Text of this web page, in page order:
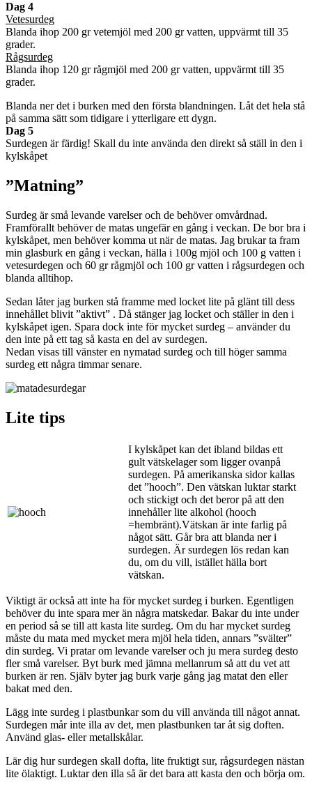
Dag 4
Vetesurdeg
Blanda ihop 200 gr vetemjöl med 200 gr vatten, uppvärmt till 35
grader.
Rågsurdeg
Blanda ihop 120 gr rågmjöl med 200 gr vatten, uppvärmt till 35
grader.
Blanda ner det i burken med den första blandningen. Låt det hela stå
på samma sätt som tidigare i ytterligare ett dygn.
Dag 5
Surdegen är färdig! Skall du inte använda den direkt så ställ in den i
kylskåpet
”Matning”
Surdeg är små levande varelser och de behöver omvårdnad.
Framförallt behöver de matas ungefär en gång i veckan. De bor bra i
kylskåpet, men behöver komma ut när de matas. Jag brukar ta fram
min glasburk en gång i veckan, hälla i 100g mjöl och 100 g vatten i
vetesurdegen och 60 gr rågmjöl och 100 gr vatten i rågsurdegen och
blanda alltihop.
Sedan låter jag burken stå framme med locket lite på glänt till dess
innehållet blivit ”aktivt” . Då stänger jag locket och ställer in den i
kylskåpet igen. Spara dock inte för mycket surdeg – använder du
den inte på ett tag så kasta en del av surdegen.
Nedan visas till vänster en nymatad surdeg och till höger samma
surdeg ett några timmar senare.
Lite tips
I kylskåpet kan det ibland bildas ett
gult vätskelager som ligger ovanpå
surdegen. På amerikanska sidor kallas
det ”hooch”. Den vätskan luktar starkt
och stickigt och det beror på att den
innehåller lite alkohol (hooch
=hembränt).Vätskan är inte farlig på
något sätt. Går bra att blanda ner i
surdegen. Är surdegen lös redan kan
du, om du vill, istället hälla bort
vätskan.
Viktigt är också att inte ha för mycket surdeg i burken. Egentligen
behöver du inte spara mer än några matskedar. Bakar du inte under
en period så se till att kasta lite surdeg. Om du har mycket surdeg
måste du mata med mycket mera mjöl hela tiden, annars ”svälter”
din surdeg. Vi pratar om levande varelser och ju mera surdeg desto
fler små varelser. Byt burk med jämna mellanrum så att du vet att
burken är ren. Själv byter jag burk varje gång jag matat den eller
bakat med den.
Lägg inte surdeg i plastbunkar som du vill använda till något annat.
Surdegen mår inte illa av det, men plastbunken tar åt sig doften.
Använd glas- eller metallskålar.
Lär dig hur surdegen skall dofta, lite fruktigt sur, rågsurdegen nästan
lite ölaktigt. Luktar den illa så är det bara att kasta den och börja om.